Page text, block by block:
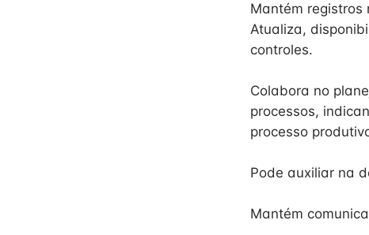
Mantém registros
Atualiza,
controles.
Colabora no
processos,
processo
Pode auxiliar na
Mantém